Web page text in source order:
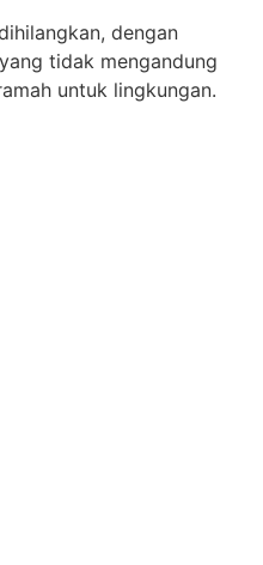
dengan
tidak mengandung
untuk lingkungan.